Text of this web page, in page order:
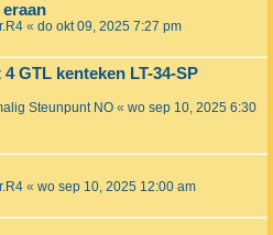
« do okt 09, 2025 7:27 pm
GTL kenteken LT-34-SP
Steunpunt NO « wo sep 10, 2025 6:30
« wo sep 10, 2025 12:00 am